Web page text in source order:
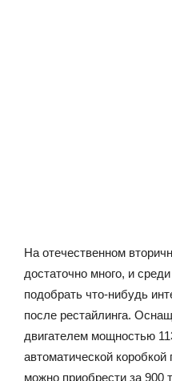
На отечественном
достаточно много, и
подобрать что-нибудь
после рестайлинга.
двигателем мощностью
автоматической
можно приобрести за